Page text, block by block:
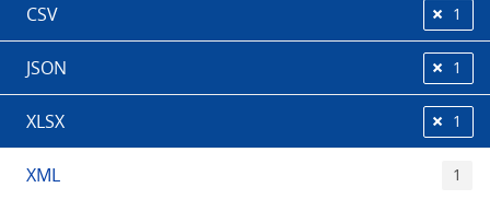
CSV 1
JSON 1
XLSX 1
XML 1